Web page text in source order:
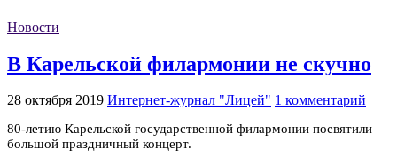
Новости
В Карельской филармонии не скучно
28 октября 2019 Интернет-журнал "Лицей" 1 комментарий
80-летию Карельской государственной филармонии посвятили
большой праздничный концерт.